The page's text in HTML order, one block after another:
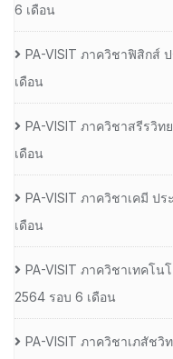
6 เดือน
PA-VISIT ภาควิชาฟิสิกส์
เดือน
PA-VISIT ภาควิชาสรีรวิ
เดือน
PA-VISIT ภาควิชาเคมี ป
เดือน
PA-VISIT ภาควิชาเทคโ
2564 รอบ 6 เดือน
PA-VISIT ภาควิชาเภสัช